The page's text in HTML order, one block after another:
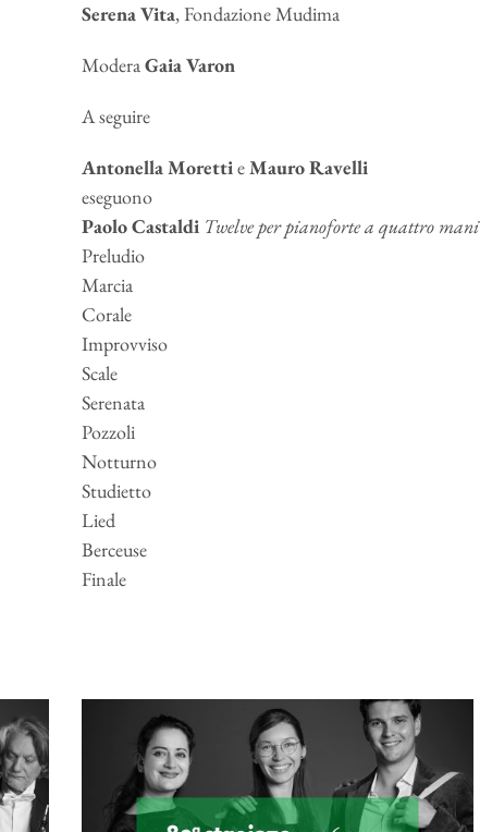
Serena Vita, Fondazione Mudima
ModeraGaia Varon
A seguire
Antonella MorettieMauro Ravelli
eseguono
Paolo Castaldi Twelve per pianoforte a quattro mani
Preludio
Marcia
Corale
Improvviso
Scale
Serenata
Pozzoli
Notturno
Studietto
Lied
Berceuse
Finale